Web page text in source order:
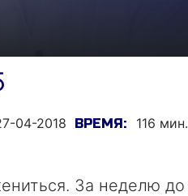
04-2018 ВРЕМЯ: 116 мин.
За неделю до